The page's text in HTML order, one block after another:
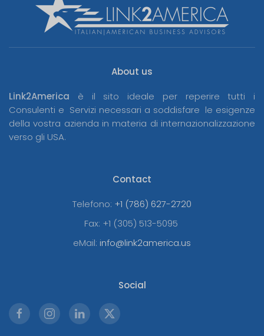
About us
Link2America è il sito ideale per reperire tutti i
Consulenti e Servizi necessari a soddisfare le esigenze
della vostra azienda in materia di internazionalizzazione
verso gli USA.
Contact
Telefono: +1 (786) 627-2720
Fax: +1 (305) 513-5095
eMail: info@link2america.us
Social